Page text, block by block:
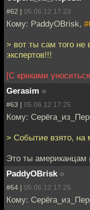
#62 | 05.06.12 17:23
Кому: PaddyOBrisk,
> вот ты сам того не
экспертов!!!
[С криками
Gerasim »
#63 | 05.06.12 17:25
Кому:
> Событие взято, на
Это ты американцам
PaddyOBrisk »
#64 | 05.06.12 17:25
Кому: